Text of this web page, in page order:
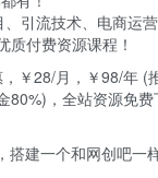
帮商家用超低价卖套
引流技术、电商运
质付费资源课程！
￥28/月，￥98/年 (
80%)，全站资源免
搭建一个和网创吧一